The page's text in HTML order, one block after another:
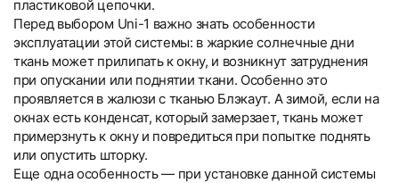
пластиковой цепочки.
Перед выбором Uni-1 важно знать особенности
эксплуатации этой системы: в жаркие солнечные дни
ткань может прилипать к окну, и возникнут затруднения
при опускании или поднятии ткани. Особенно это
проявляется в жалюзи с тканью Блэкаут. А зимой, если на
окнах есть конденсат, который замерзает, ткань может
примерзнуть к окну и повредиться при попытке поднять
или опустить шторку.
Еще одна особенность — при установке данной системы